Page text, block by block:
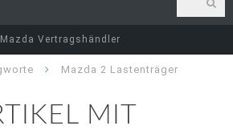
Mazda Vertragshändler
Mazda 2 Lastenträger
MIT